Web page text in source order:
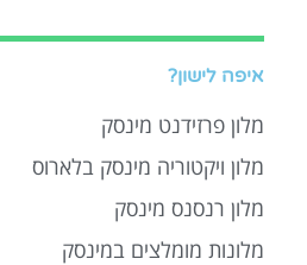
איפה לישון?
מלון פרזידנט מינסק
מלון ויקטוריה מינסק בלארוס
מלון רנסנס מינסק
מלונות מומלצים במינסק